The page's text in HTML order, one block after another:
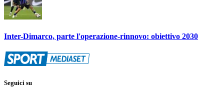
Inter-Dimarco, parte l'operazione-rinnovo: obiettivo 2030
Seguici su